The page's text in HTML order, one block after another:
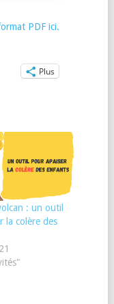
PDF ici.
Plus
: un outil
la colère des